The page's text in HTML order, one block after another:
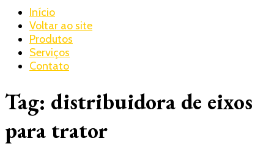
Realtrac
Início
Voltar ao site
Produtos
Serviços
Contato
Tag: distribuidora de eixos
para trator